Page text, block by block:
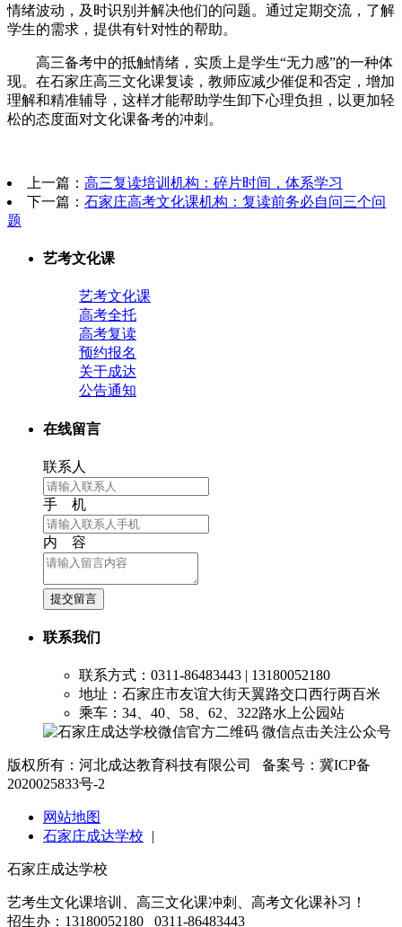
情绪波动，及时识别并解决他们的问题。通过定期交流，了解
学生的需求，提供有针对性的帮助。
高三备考中的抵触情绪，实质上是学生“无力感”的一种体
现。在石家庄高三文化课复读，教师应减少催促和否定，增加
理解和精准辅导，这样才能帮助学生卸下心理负担，以更加轻
松的态度面对文化课备考的冲刺。
上一篇： 高三复读培训机构：碎片时间，体系学习
下一篇： 石家庄高考文化课机构：复读前务必自问三个问
题
艺考文化课
艺考文化课
高考全托
高考复读
预约报名
关于成达
公告通知
在线留言
联系人
手 机
内 容
提交留言
联系我们
联系方式：0311-86483443 | 13180052180
地址：石家庄市友谊大街天翼路交口西行两百米
乘车：34、40、58、62、322路水上公园站
微信点击关注公众号
版权所有：河北成达教育科技有限公司 备案号：冀ICP备
2020025833号-2
网站地图
石家庄成达学校
|
石家庄成达学校
艺考生文化课培训、高三文化课冲刺、高考文化课补习！
招生办：13180052180 0311-86483443